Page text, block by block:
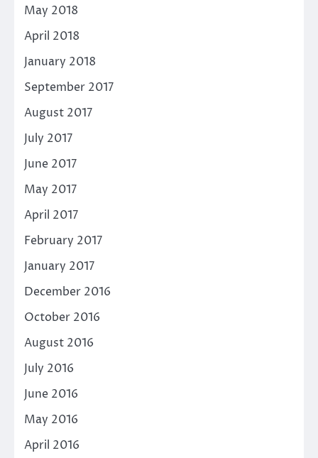
May 2018
April 2018
January 2018
September 2017
August 2017
July 2017
June 2017
May 2017
April 2017
February 2017
January 2017
December 2016
October 2016
August 2016
July 2016
June 2016
May 2016
April 2016